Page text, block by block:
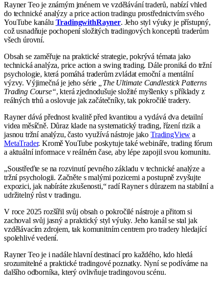
Rayner Teo je známým jménem ve vzdělávání traderů, nabízí vhled
do technické analýzy a price action tradingu prostřednictvím svého
YouTube kanálu TradingwithRayner. Jeho styl výuky je přístupný,
což usnadňuje pochopení složitých tradingových konceptů traderům
všech úrovní.
Obsah se zaměřuje na praktické strategie, pokrývá témata jako
technická analýza, price action a swing trading. Dále proniká do tržní
psychologie, která pomáhá traderům zvládat emoční a mentální
výzvy. Výjimečná je jeho série „The Ultimate Candlestick Patterns
Trading Course“, která zjednodušuje složité myšlenky s příklady z
reálných trhů a oslovuje jak začátečníky, tak pokročilé tradery.
Rayner dává přednost kvalitě před kvantitou a vydává dva detailní
videa měsíčně. Důraz klade na systematický trading, řízení rizik a
jasnou tržní analýzu, často využívá nástroje jako TradingView a
MetaTrader. Kromě YouTube poskytuje také webináře, trading fórum
a aktuální informace v reálném čase, aby lépe zapojil svou komunitu.
„Soustřeďte se na rozvinutí pevného základu v technické analýze a
tržní psychologii. Začněte s malými pozicemi a postupně zvyšujte
expozici, jak nabíráte zkušenosti,“ radí Rayner s důrazem na stabilní a
udržitelný růst v tradingu.
V roce 2025 rozšířil svůj obsah o pokročilé nástroje a přitom si
zachoval svůj jasný a praktický styl výuky. Jeho kanál se stal jak
vzdělávacím zdrojem, tak komunitním centrem pro tradery hledající
spolehlivé vedení.
Rayner Teo je i nadále hlavní destinací pro každého, kdo hledá
srozumitelné a praktické tradingové poznatky. Nyní se podíváme na
dalšího odborníka, který ovlivňuje tradingovou scénu.